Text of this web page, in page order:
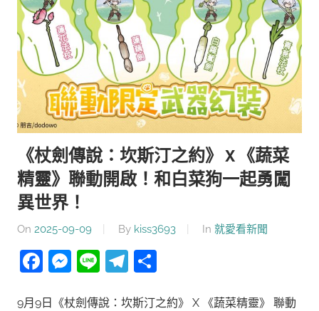
人
推
薦
技
自
媒
體。
《杖劍傳說：坎斯汀之約》 X 《蔬菜
精靈》聯動開啟！和白菜狗一起勇闖
異世界！
On 2025-09-09 By kiss3693 In 就愛看新聞
Facebook
Messenger
LineTelegram
9月9日《杖劍傳說：坎斯汀之約》 X 《蔬菜精靈》 聯動